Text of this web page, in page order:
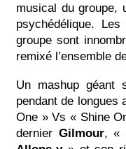
musical du groupe,
psychédélique.
groupe sont
remixé l’ensemble
Un mashup géant
pendant de longues
One » Vs « Shine
dernier Gilmour, «